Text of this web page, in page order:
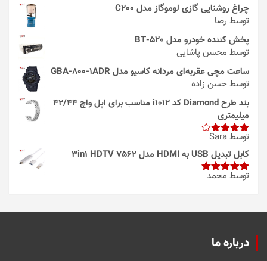
چراغ روشنایی گازی لوموگاز مدل C200
توسط رضا
پخش کننده خودرو مدل 520-BT
توسط محسن پاشایی
ساعت مچی عقربه‌ای مردانه کاسیو مدل GBA-800-1ADR
توسط حسن زاده
بند طرح Diamond کد i1012 مناسب برای اپل واچ 42/44
میلیمتری
امتیاز4
از 5
توسط Sara
کابل تبدیل USB به HDMI مدل 3in1 HDTV 7562
امتیاز5از
توسط محمد
درباره ما